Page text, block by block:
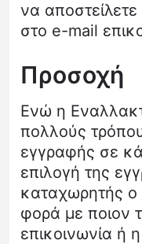
να
στο e-mail
Προσοχή
Ενώ η
πολλούς
εγγραφής σε
επιλογή της
καταχωρητής ο
φορά με ποιον
επικοινωνία ή